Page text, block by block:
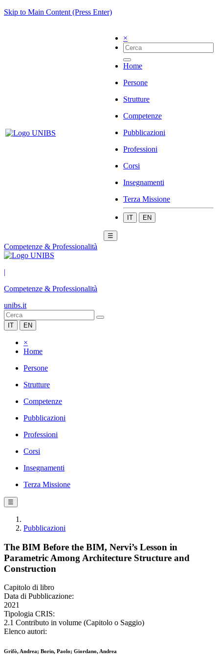
Skip to Main Content (Press Enter)
×
Home
Persone
Strutture
Competenze
Pubblicazioni
Professioni
Corsi
Insegnamenti
Terza Missione
IT EN
☰
Competenze & Professionalità
|
Competenze & Professionalità
unibs.it
IT EN
×
Home
Persone
Strutture
Competenze
Pubblicazioni
Professioni
Corsi
Insegnamenti
Terza Missione
☰
Pubblicazioni
The BIM Before the BIM, Nervi’s Lesson in
Parametric Among Architecture Structure and
Construction
Capitolo di libro
Data di Pubblicazione:
2021
Tipologia CRIS:
2.1 Contributo in volume (Capitolo o Saggio)
Elenco autori:
Grifò, Andrea; Borin, Paolo; Giordano, Andrea